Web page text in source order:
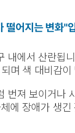
떨어지는 변화"
내에서 산란됩
며 색 대비감
번져 보이거나
에 장애가 생